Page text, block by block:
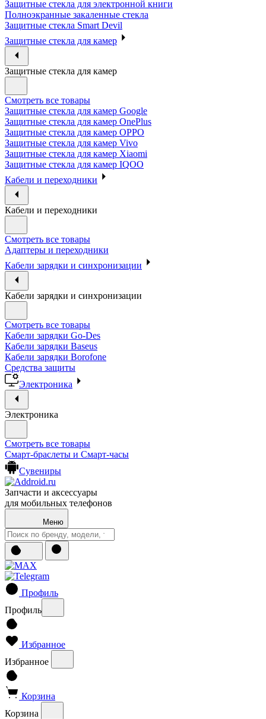
Защитные стекла для электронной книги
Полноэкранные закаленные стекла
Защитные стекла Smart Devil
Защитные стекла для камер
Защитные стекла для камер
Смотреть все товары
Защитные стекла для камер Google
Защитные стекла для камер OnePlus
Защитные стекла для камер OPPO
Защитные стекла для камер Vivo
Защитные стекла для камер Xiaomi
Защитные стекла для камер IQOO
Кабели и переходники
Кабели и переходники
Смотреть все товары
Адаптеры и переходники
Кабели зарядки и синхронизации
Кабели зарядки и синхронизации
Смотреть все товары
Кабели зарядки Go-Des
Кабели зарядки Baseus
Кабели зарядки Borofone
Средства защиты
Электроника
Электроника
Смотреть все товары
Смарт-браслеты и Смарт-часы
Сувениры
Запчасти и аксессуары
для мобильных телефонов
Меню
Профиль
Профиль
Избранное
Избранное
Корзина
Корзина